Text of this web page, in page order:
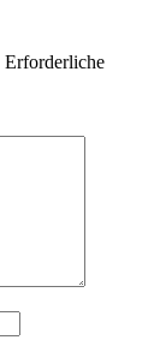
Erforderliche